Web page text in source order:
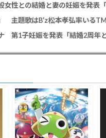
女性との結婚と妻の妊娠を発表
第1子妊娠を発表「結婚2周年